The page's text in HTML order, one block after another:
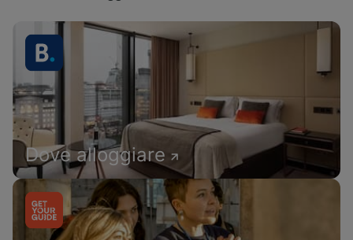
Dove alloggiare